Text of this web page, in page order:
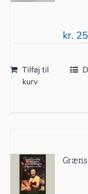
kr.
Tilføj til
kurv